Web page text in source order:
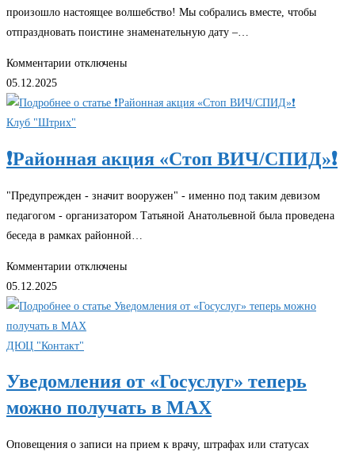
произошло настоящее волшебство! Мы собрались вместе, чтобы
отпраздновать поистине знаменательную дату –…
Комментарии к
Волшебство
«Щелкунчика»:
лет
и
новогодняя
магия!
отключены
05.12.2025
Клуб "Штрих"
❗Районная акция «Стоп ВИЧ/СПИД»❗
"Предупрежден - значит вооружен" - именно под таким девизом
педагогом - организатором Татьяной Анатольевной была проведена
беседа в рамках районной…
Комментарии к
❗Районная
акция
«Стоп
СПИД»❗
отключены
05.12.2025
ДЮЦ "Контакт"
Уведомления от «Госуслуг» теперь
можно получать в МАХ
Оповещения о записи на прием к врачу, штрафах или статусах